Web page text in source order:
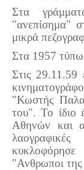
Στα
"ανεπίσημα"
μικρά
Στα 1957
Στις 29.11.59
"Κωστής
του". Το ίδιο
Αθηνών και
"Ανθρωποι